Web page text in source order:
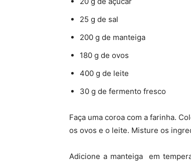
25 g de sal
200 g de manteiga
180 g de ovos
400 g de leite
30 g de fermento fresco
Faça uma coroa com a farinha.
os ovos e o leite. Misture os
Adicione a manteiga em